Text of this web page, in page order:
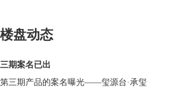
楼盘动态
三期案名已出
第三期产品的案名曝光——玺源台·承玺